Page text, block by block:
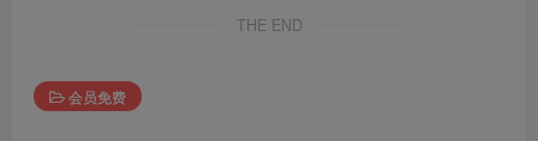
THE END
会员免费